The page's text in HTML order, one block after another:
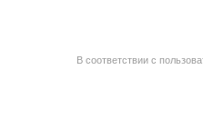
В соответствии с